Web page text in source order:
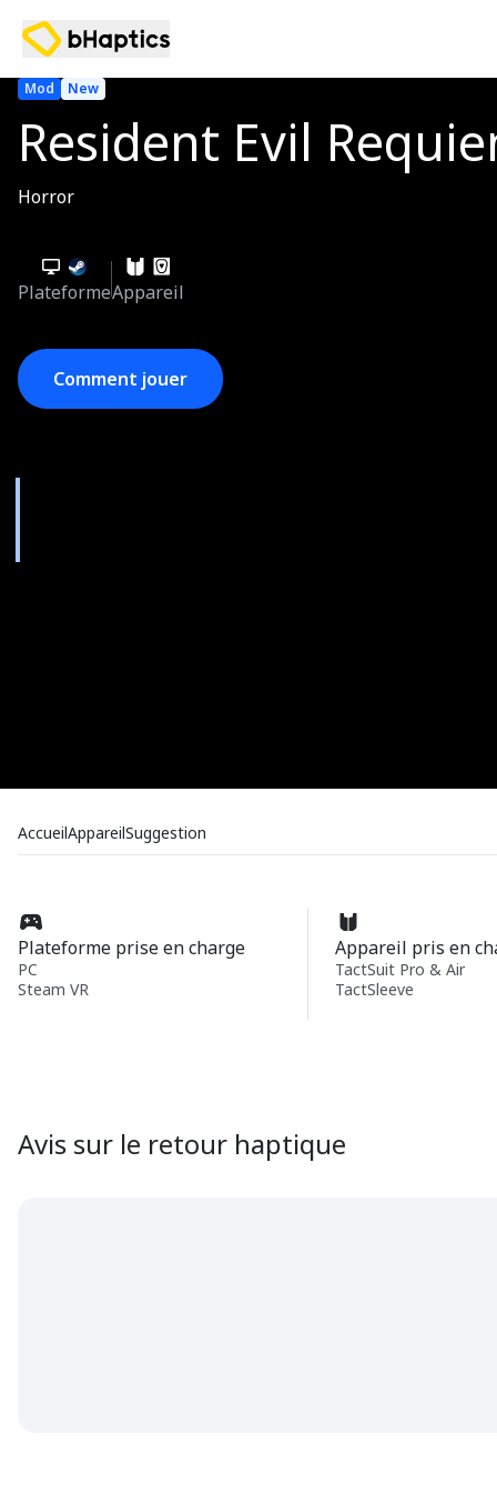
Mod New
Resident Evil
Horror
PlateformeAppareil
Comment jouer
AccueilAppareilSuggestion
Plateforme prise en charge
PC
Steam VR
Appareil pris en
TactSuit Pro & Air
TactSleeve
Avis sur le retour haptique